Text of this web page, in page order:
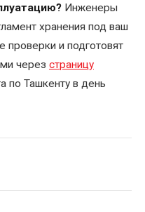
Инженеры
хранения под ваш
проверки и подготовят
через страницу
по Ташкенту в день